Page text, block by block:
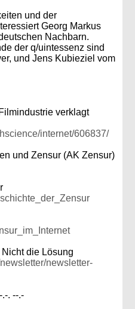
und der
Georg Markus
Nachbarn.
der q/uintessenz sind
und Jens Kubieziel vom
verklagt
internet/606837/
und Zensur (AK Zensur)
die Lösung
newsletter-
.-. --.-